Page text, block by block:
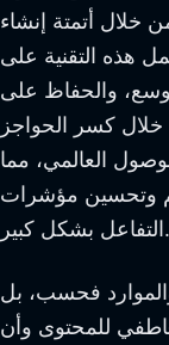
خلال أتمتة إنشاء
هذه التقنية على
والحفاظ على
كسر الحواجز
العالمي، مما
وتحسين مؤشرات
التفاعل بشكل كبير.
فحسب، بل
للمحتوى وأن